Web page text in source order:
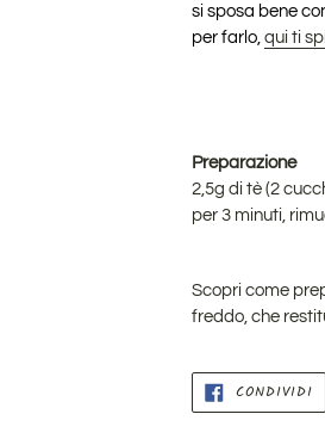
si sposa bene
per farlo, qui ti
Preparazione
2,5g di tè (2
per 3 minuti,
Scopri come
freddo, che
CONDIVIDI